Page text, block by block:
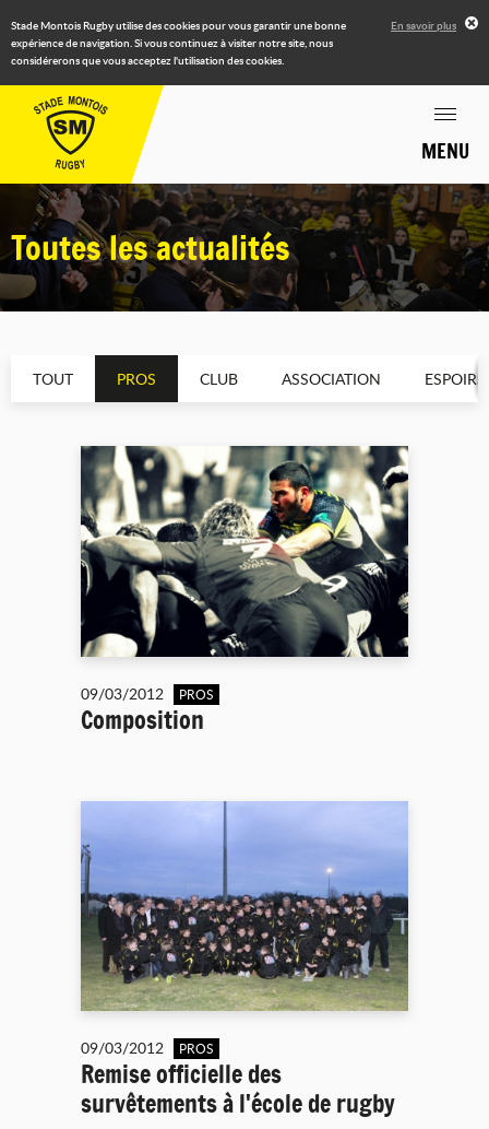
Stade Montois Rugby utilise des cookies pour vous garantir une bonne
expérience de navigation. Si vous continuez à visiter notre site, nous
considérerons que vous acceptez l'utilisation des cookies.
En savoir plus
MENU
Toutes les actualités
TOUT PROS CLUB ASSOCIATION ESPOIRS
09/03/2012 PROS
Composition
09/03/2012 PROS
Remise officielle des
survêtements à l'école de rugby